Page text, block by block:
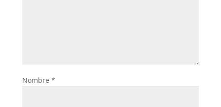
Nombre *